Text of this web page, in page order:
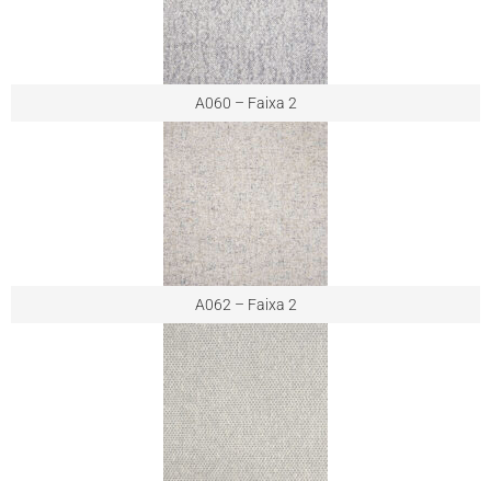
A060 – Faixa 2
A062 – Faixa 2